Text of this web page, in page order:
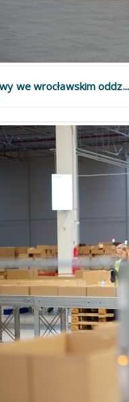
we wrocławskim oddz...